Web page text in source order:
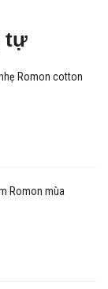
tự
Romon cotton
Romon mùa